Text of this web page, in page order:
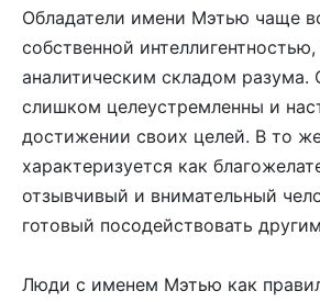
Обладатели имени Мэтью чаще
собственной
аналитическим складом разума.
слишком целеустремленны и
достижении своих целей. В то
характеризуется как
отзывчивый и внимательный
готовый посодействовать
Люди с именем Мэтью как